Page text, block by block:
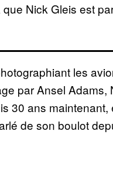
que Nick Gleis est
les
par Ansel Adams,
30 ans
de son boulot